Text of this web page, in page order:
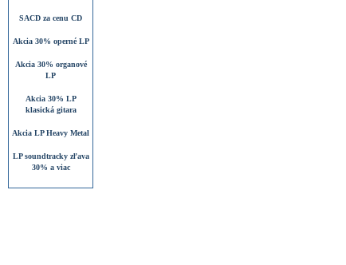
SACD za cenu CD
Akcia 30% operné LP
Akcia 30% organové
LP
Akcia 30% LP
klasická gitara
Akcia LP Heavy Metal
LP soundtracky zľava
30% a viac